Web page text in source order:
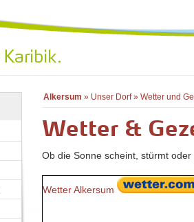
Alkersum » Unser Dorf» Wetter und
Wetter &
Ob die Sonne scheint, stürmt
Wetter Alkersum